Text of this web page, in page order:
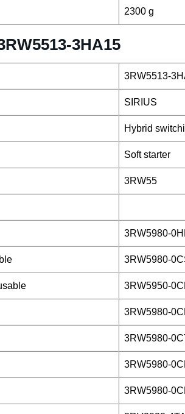
2300 g
3HA15
3RW5513-
SIRIUS
Hybrid
Soft starter
3RW55
3RW5980-
3RW5980-
3RW5950-
3RW5980-
3RW5980-
3RW5980-
3RW5980-